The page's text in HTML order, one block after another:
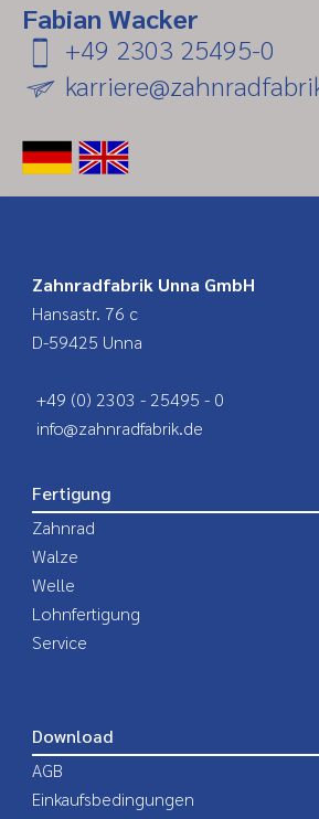
Fabian Wacker
+49 2303 25495-0
Zahnradfabrik Unna GmbH
Hansastr. 76 c
D-59425 Unna
+49 (0) 2303 - 25495 - 0
info@zahnradfabrik.de
Fertigung
Zahnrad
Walze
Welle
Lohnfertigung
Service
Download
AGB
Einkaufsbedingungen